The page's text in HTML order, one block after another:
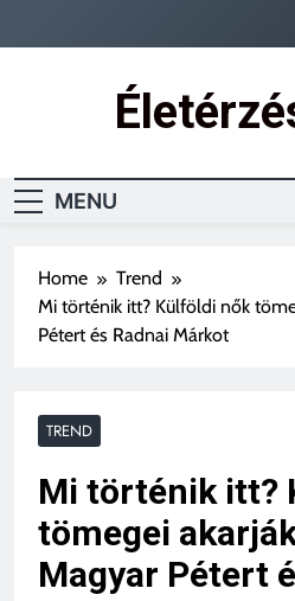
MENU
Home
Trend
Mi történik itt? Külföldi nők
Pétert és Radnai Márkot
TREND
Mi történik itt?
tömegei
Magyar Pétert